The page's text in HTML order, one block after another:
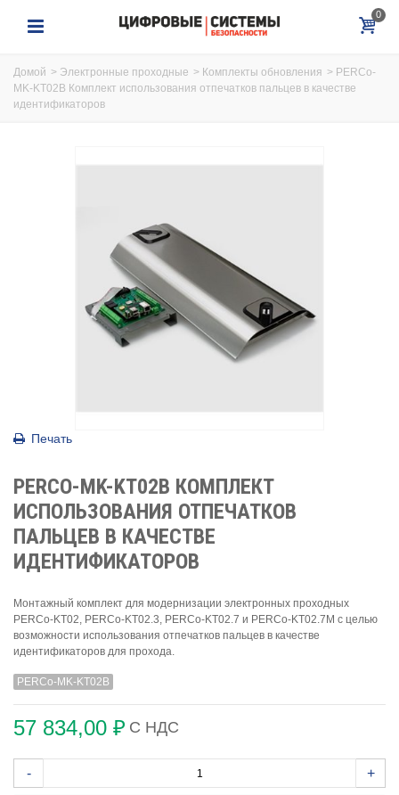
0
Домой > Электронные проходные > Комплекты обновления > PERCo-
MK-KT02B Комплект использования отпечатков пальцев в качестве
идентификаторов
Печать
PERCO-MK-KT02B КОМПЛЕКТ
ИСПОЛЬЗОВАНИЯ ОТПЕЧАТКОВ
ПАЛЬЦЕВ В КАЧЕСТВЕ
ИДЕНТИФИКАТОРОВ
Монтажный комплект для модернизации электронных проходных
PERCo-KT02, PERCo-KT02.3, PERCo-KT02.7 и PERCo-KT02.7M с целью
возможности использования отпечатков пальцев в качестве
идентификаторов для прохода.
PERCo-MK-KT02B
57 834,00 ₽ С НДС
- +